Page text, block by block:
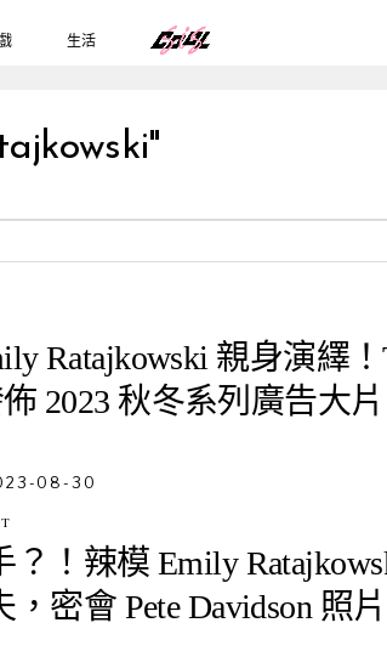
生活
Ratajkowski 親身演繹
2023 秋冬系列廣告大片
08-30
？！辣模 Emily
，密會 Pete Davidson 照